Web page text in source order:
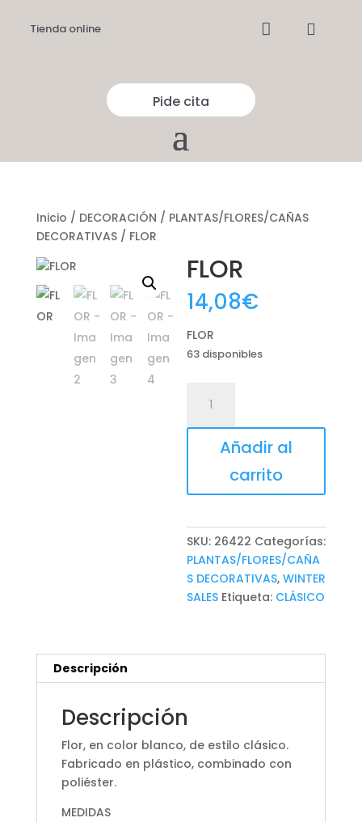
Tienda online  
Pide cita
Inicio / DECORACIÓN / PLANTAS/FLORES/CAÑAS
DECORATIVAS/ FLOR
FLOR
14,08€
FLOR
63 disponibles
cantidad
Añadir al
carrito
SKU: 26422 Categorías:
PLANTAS/FLORES/CAÑA
S DECORATIVAS,WINTER
SALES Etiqueta: CLÁSICO
Descripción
Descripción
Flor, en color blanco, de estilo clásico.
Fabricado en plástico, combinado con
poliéster.
MEDIDAS